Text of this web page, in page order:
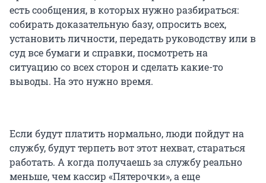
есть сообщения, в которых нужно разбираться:
собирать доказательную базу, опросить всех,
установить личности, передать руководству или в
суд все бумаги и справки, посмотреть на
ситуацию со всех сторон и сделать какие-то
выводы. На это нужно время.
Если будут платить нормально, люди пойдут на
службу, будут терпеть вот этот нехват, стараться
работать. А когда получаешь за службу реально
меньше, чем кассир «Пятерочки», а еще